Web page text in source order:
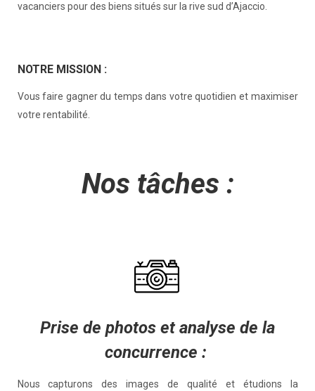
vacanciers pour des biens situés sur la rive sud d’Ajaccio.
NOTRE MISSION :
Vous faire gagner du temps dans votre quotidien et maximiser
votre rentabilité.
Nos tâches :
Prise de photos et analyse de la
concurrence :
Nous capturons des images de qualité et étudions la